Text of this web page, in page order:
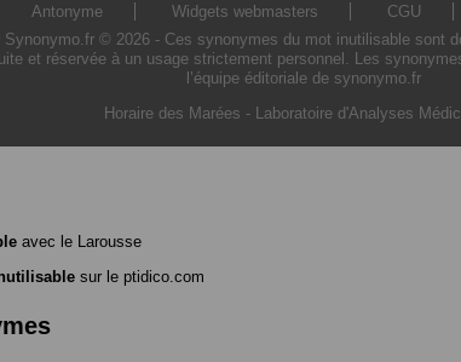
Antonyme Widgets webmasters CGU
© 2026 - Ces synonymes du mot inutilisable sont
et réservée à un usage strictement personnel. Les
l’équipe éditoriale de synonymo.fr
Horaire des Marées - Laboratoire d'Analyses
avec le Larousse
sur le ptidico.com